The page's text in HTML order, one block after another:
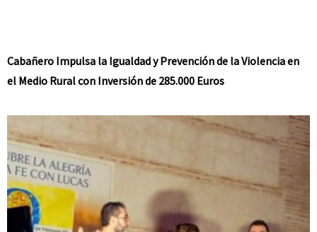
Cabañero Impulsa la Igualdad y Prevención de la Violencia en
el Medio Rural con Inversión de 285.000 Euros